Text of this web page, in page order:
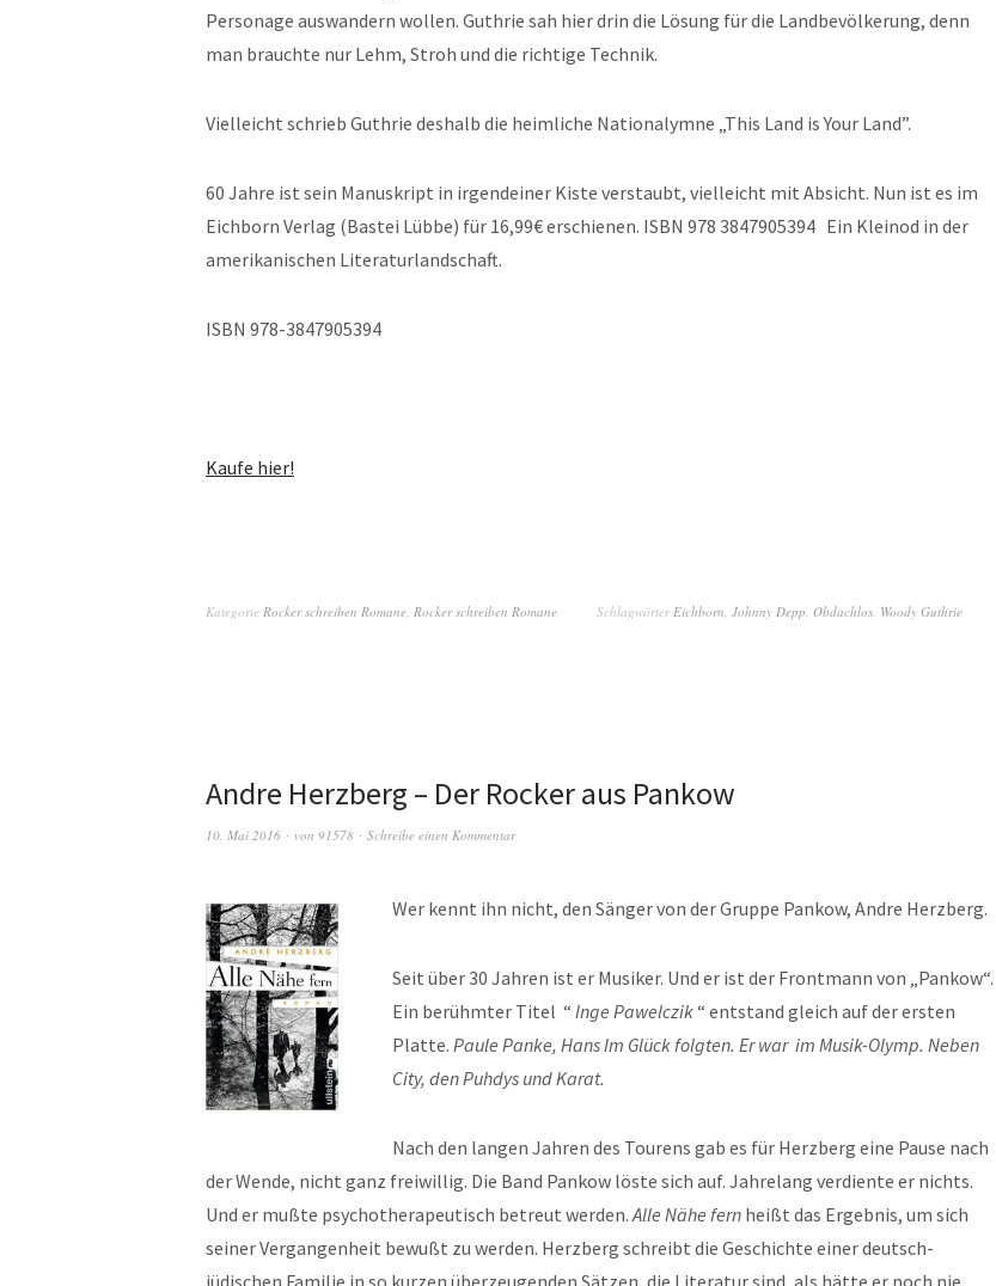
Personage auswandern wollen. Guthrie sah hier drin die Lösung für die Landbevölkerung, denn
man brauchte nur Lehm, Stroh und die richtige Technik.
Vielleicht schrieb Guthrie deshalb die heimliche Nationalymne „This Land is Your Land”.
60 Jahre ist sein Manuskript in irgendeiner Kiste verstaubt, vielleicht mit Absicht. Nun ist es im
Eichborn Verlag (Bastei Lübbe) für 16,99€ erschienen. ISBN 978 3847905394 Ein Kleinod in der
amerikanischen Literaturlandschaft.
ISBN 978-3847905394
Kaufe hier!
Kategorie Rocker schreiben Romane, Rocker schreiben Romane SchlagwörterEichborn, Johnny Depp, Obdachlos, Woody Guthrie
Andre Herzberg – Der Rocker aus Pankow
10. Mai 2016 von 91578 Schreibe einen Kommentar
Wer kennt ihn nicht, den Sänger von der Gruppe Pankow, Andre Herzberg.
Seit über 30 Jahren ist er Musiker. Und er ist der Frontmann von „Pankow“.
Ein berühmter Titel “ Inge Pawelczik“ entstand gleich auf der ersten
Platte. Paule Panke, Hans Im Glück folgten. Er war im Musik-Olymp. Neben
City, den Puhdys und Karat.
Nach den langen Jahren des Tourens gab es für Herzberg eine Pause nach
der Wende, nicht ganz freiwillig. Die Band Pankow löste sich auf. Jahrelang verdiente er nichts.
Und er mußte psychotherapeutisch betreut werden.Alle Nähe fern heißt das Ergebnis, um sich
seiner Vergangenheit bewußt zu werden. Herzberg schreibt die Geschichte einer deutsch-
jüdischen Familie in so kurzen überzeugenden Sätzen, die Literatur sind, als hätte er noch nie